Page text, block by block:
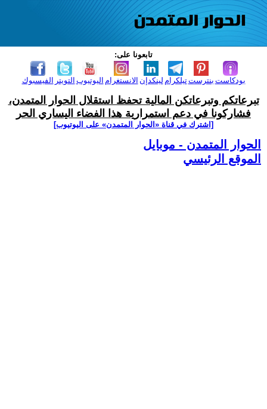
تابعونا على:
الفيسبوك التويتر اليوتيوب الانستغرام لينكدإن تيلكرامبنترست بودكاست
تبرعاتكم وتبرعاتكن المالية تحفظ استقلال الحوار المتمدن،
فشاركونا في دعم استمرارية هذا الفضاء اليساري الحر
[اشترك في قناة ‫«الحوار المتمدن» على اليوتيوب]
الحوار المتمدن - موبايل
الموقع الرئيسي